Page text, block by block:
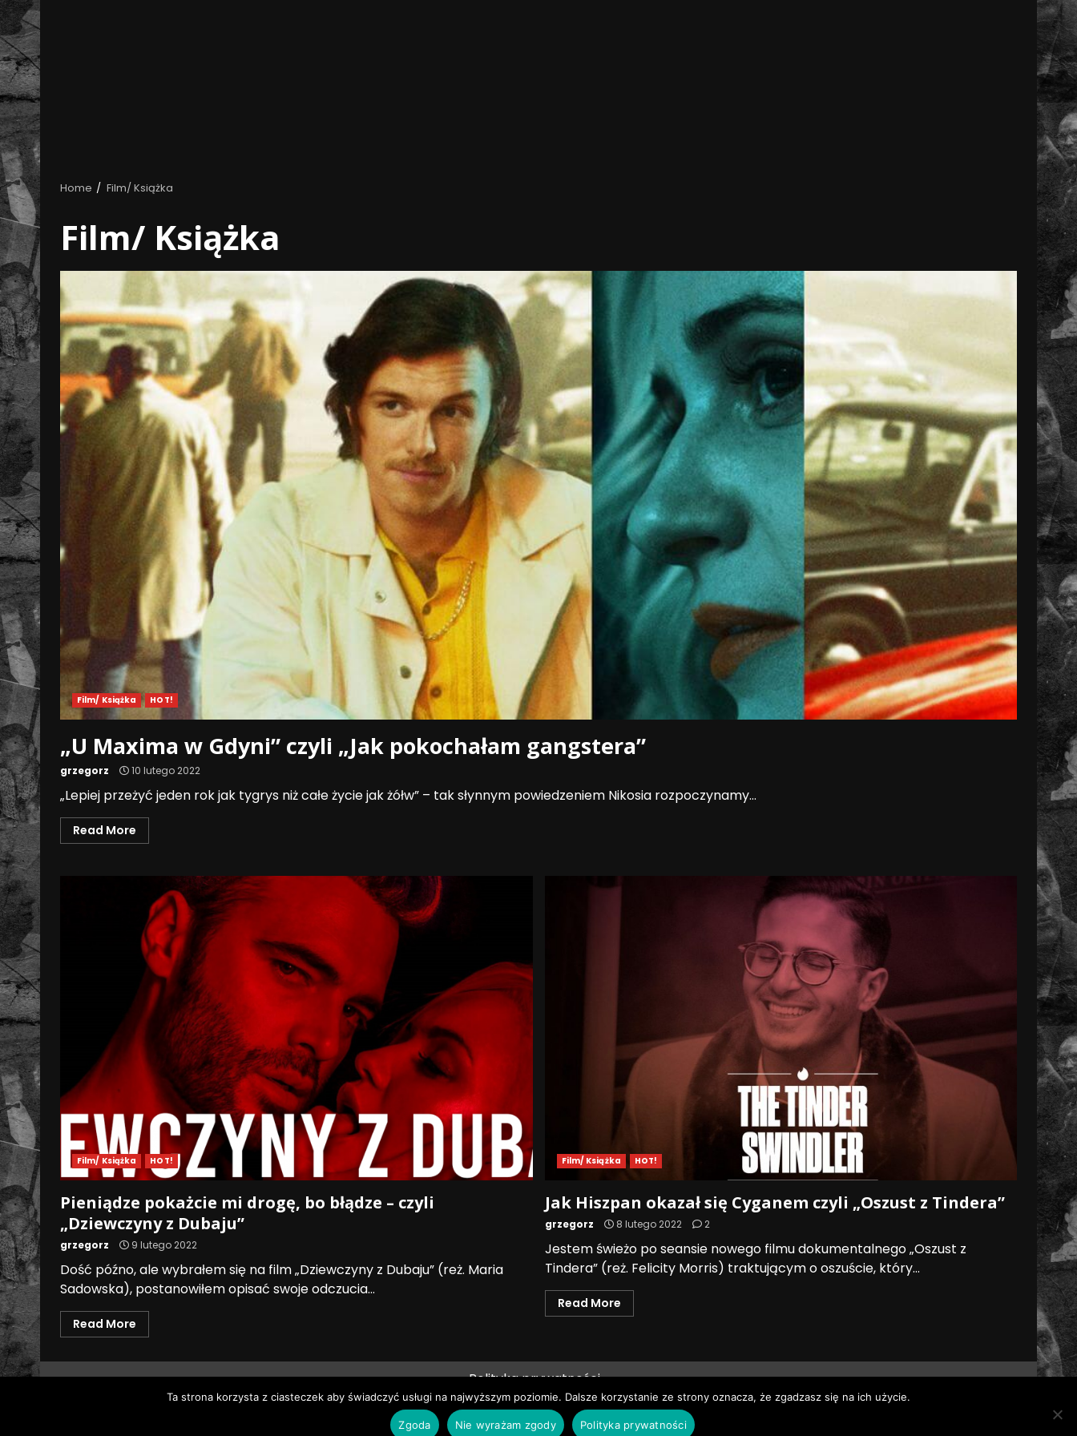
Home Film/ Książka
Film/ Książka
Film/ Książka HOT!
„U Maxima w Gdyni” czyli „Jak pokochałam gangstera”
grzegorz 10 lutego 2022
„Lepiej przeżyć jeden rok jak tygrys niż całe życie jak żółw” – tak słynnym powiedzeniem Nikosia rozpoczynamy...
Read More
Film/ Książka HOT!
Pieniądze pokażcie mi drogę, bo błądze – czyli
„Dziewczyny z Dubaju”
grzegorz 9 lutego 2022
Dość późno, ale wybrałem się na film „Dziewczyny z Dubaju” (reż. Maria
Sadowska), postanowiłem opisać swoje odczucia...
Read More
Film/ Książka HOT!
Jak Hiszpan okazał się Cyganem czyli „Oszust z Tindera”
grzegorz 8 lutego 2022 2
Jestem świeżo po seansie nowego filmu dokumentalnego „Oszust z
Tindera” (reż. Felicity Morris) traktującym o oszuście, który...
Read More
Polityka prywatności
Wszystkie prawa zastrzeżone © Pruszków News|DarkNewsby AF themes.
Ta strona korzysta z ciasteczek aby świadczyć usługi na najwyższym poziomie. Dalsze korzystanie ze strony oznacza, że zgadzasz się na ich użycie.
Zgoda Nie wyrażam zgody Polityka prywatności